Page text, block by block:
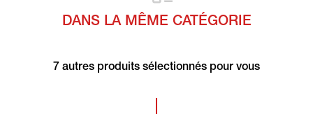
DANS LA MÊME CATÉGORIE
7 autres produits sélectionnés pour vous